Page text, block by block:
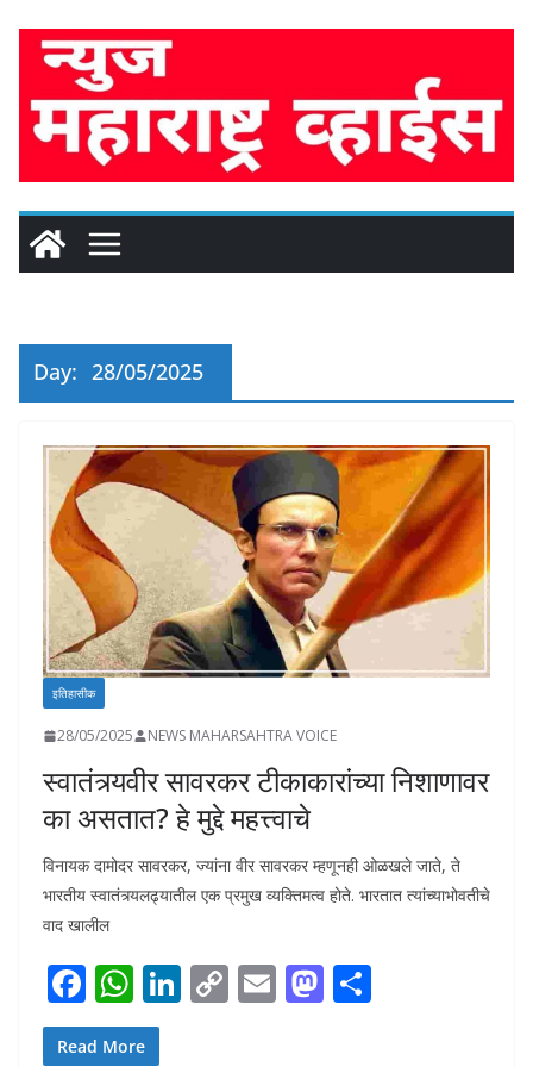
Day: 28/05/2025
इतिहासीक
28/05/2025 NEWS MAHARSAHTRA VOICE
स्वातंत्र्यवीर सावरकर टीकाकारांच्या निशाणावर
का असतात? हे मुद्दे महत्त्वाचे
विनायक दामोदर सावरकर, ज्यांना वीर सावरकर म्हणूनही ओळखले जाते, ते
भारतीय स्वातंत्र्यलढ्यातील एक प्रमुख व्यक्तिमत्व होते. भारतात त्यांच्याभोवतीचे
वाद खालील
F
ac
W
h
Li C E M
Read More